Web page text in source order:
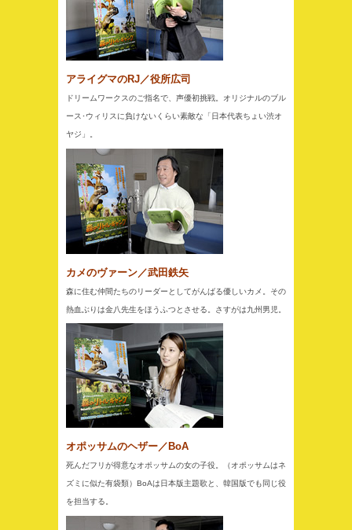
アライグマのRJ／役所広司
ドリームワークスのご指名で、声優初挑戦。オリジナルのブル
ース･ウィリスに負けないくらい素敵な「日本代表ちょい渋オ
ヤジ」。
カメのヴァーン／武田鉄矢
森に住む仲間たちのリーダーとしてがんばる優しいカメ。その
熱血ぶりは金八先生をほうふつとさせる。さすがは九州男児。
オポッサムのヘザー／BoA
死んだフリが得意なオポッサムの女の子役。（オポッサムはネ
ズミに似た有袋類）BoAは日本版主題歌と、韓国版でも同じ役
を担当する。